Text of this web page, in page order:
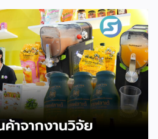
เงิน และการบริหารความเสี่ยง
รขยายตลาดสู่ต่างประเทศ โดยการ
มูลค่าทางเศรษฐกิจราว 220 ล้านบาท
รกิจ แต่คือ โอกาสในการต่อยอด
ม่ EXIM BANK จึงผนึกกำลัง
ารไทยให้พร้อม ขยายธุรกิจ สร้าง
ะเทศ EXIM BANK พร้อมร่วมเดิน
า “แฟรนไชส์ไทย” เติบโตไกลใน
Co-pilot ที่พร้อมเคียงข้าง